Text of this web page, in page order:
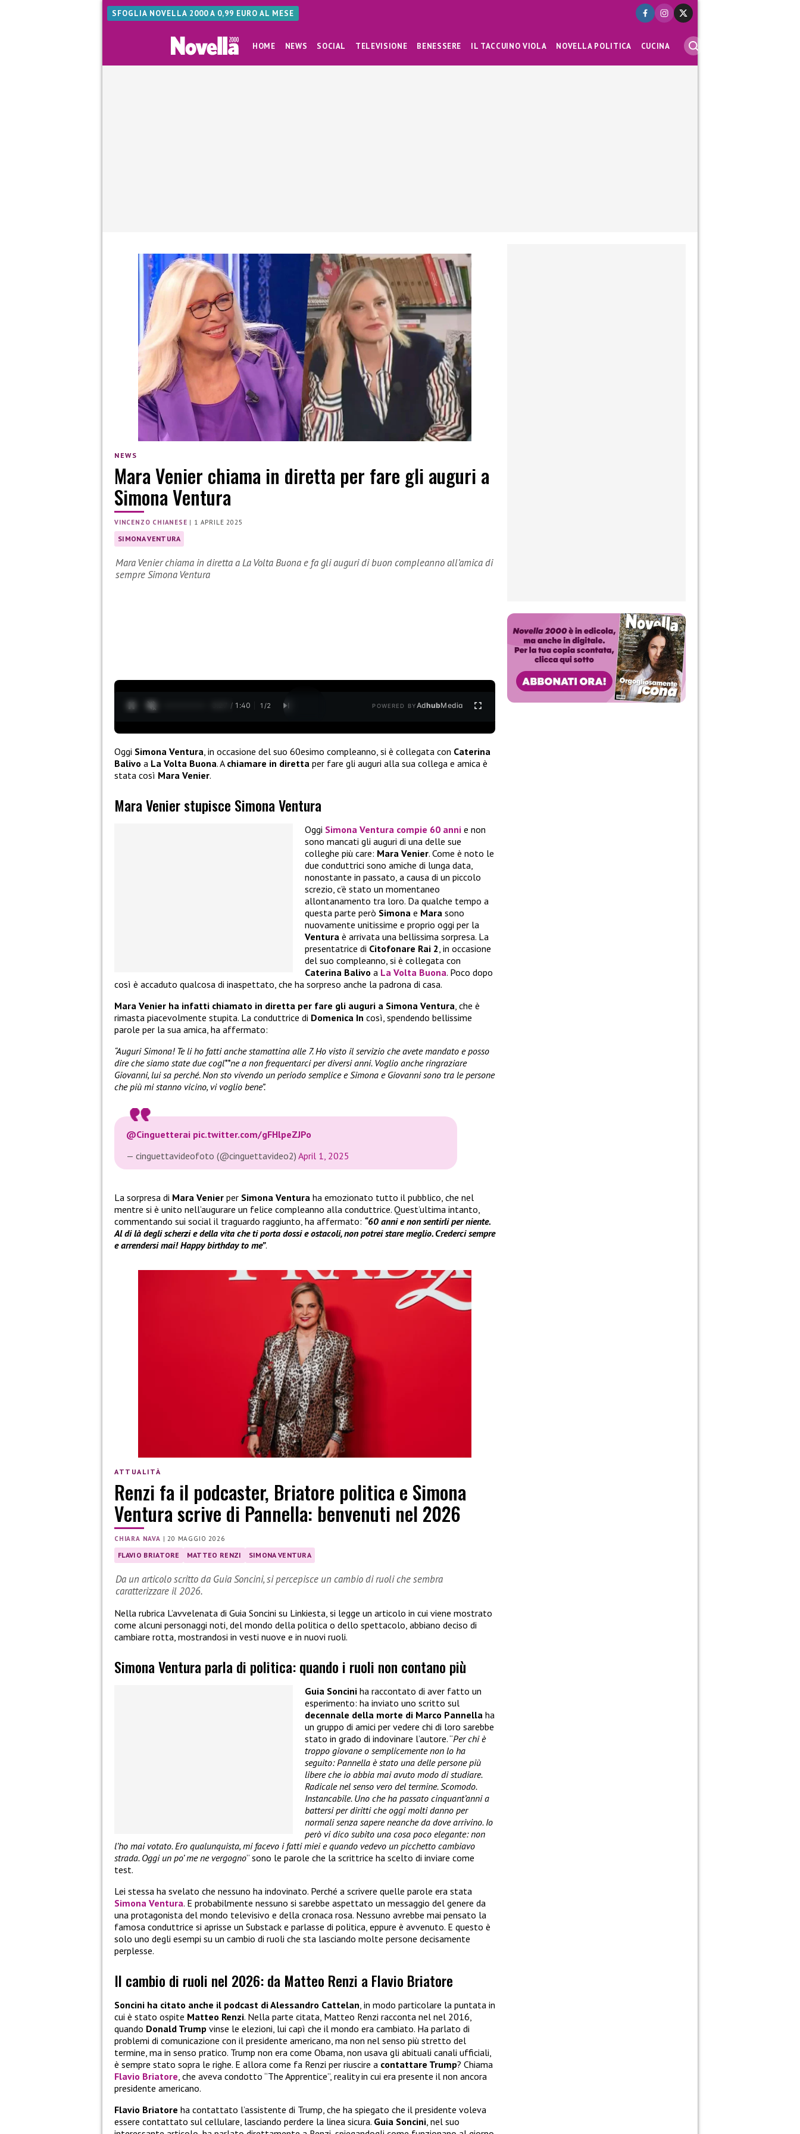
SFOGLIA NOVELLA 2000 A 0,99 EURO AL MESE
HOME NEWS SOCIAL TELEVISIONE BENESSERE IL TACCUINO VIOLA NOVELLA POLITICA CUCINA
NEWS
Mara Venier chiama in diretta per fare gli auguri a
Simona Ventura
VINCENZO CHIANESE | 1 APRILE 2025
SIMONA VENTURA
Mara Venier chiama in diretta a La Volta Buona e fa gli auguri di buon compleanno all’amica di
sempre Simona Ventura
0:28 / 1:40 1 /2 POWERED BYAdhubMedia
Oggi Simona Ventura , in occasione del suo 60esimo compleanno, si è collegata con Caterina
Balivo a La Volta Buona. A chiamare in diretta per fare gli auguri alla sua collega e amica è
stata così Mara Venier.
Mara Venier stupisce Simona Ventura
Oggi Simona Ventura compie 60 anni e non
sono mancati gli auguri di una delle sue
colleghe più care: Mara Venier. Come è noto le
due conduttrici sono amiche di lunga data,
nonostante in passato, a causa di un piccolo
screzio, c’è stato un momentaneo
allontanamento tra loro. Da qualche tempo a
questa parte però Simona e Mara sono
nuovamente unitissime e proprio oggi per la
Ventura è arrivata una bellissima sorpresa. La
presentatrice di Citofonare Rai 2, in occasione
del suo compleanno, si è collegata con
Caterina Balivo a La Volta Buona. Poco dopo
così è accaduto qualcosa di inaspettato, che ha sorpreso anche la padrona di casa.
Mara Venier ha infatti chiamato in diretta per fare gli auguri a Simona Ventura, che è
rimasta piacevolmente stupita. La conduttrice di Domenica In così, spendendo bellissime
parole per la sua amica, ha affermato:
“Auguri Simona! Te li ho fatti anche stamattina alle 7. Ho visto il servizio che avete mandato e posso
dire che siamo state due cogl**ne a non frequentarci per diversi anni. Voglio anche ringraziare
Giovanni, lui sa perché. Non sto vivendo un periodo semplice e Simona e Giovanni sono tra le persone
che più mi stanno vicino, vi voglio bene”.
@Cinguetterai pic.twitter.com/gFHlpeZJPo
— cinguettavideofoto (@cinguettavideo2) April 1, 2025
La sorpresa di Mara Venier per Simona Ventura ha emozionato tutto il pubblico, che nel
mentre si è unito nell’augurare un felice compleanno alla conduttrice. Quest’ultima intanto,
commentando sui social il traguardo raggiunto, ha affermato: “60 anni e non sentirli per niente.
Al di là degli scherzi e della vita che ti porta dossi e ostacoli, non potrei stare meglio. Crederci sempre
e arrendersi mai! Happy birthday to me”.
ATTUALITÀ
Renzi fa il podcaster, Briatore politica e Simona
Ventura scrive di Pannella: benvenuti nel 2026
CHIARA NAVA |20 MAGGIO 2026
FLAVIO BRIATORE MATTEO RENZI SIMONA VENTURA
Da un articolo scritto da Guia Soncini, si percepisce un cambio di ruoli che sembra
caratterizzare il 2026.
Nella rubrica L’avvelenata di Guia Soncini su Linkiesta, si legge un articolo in cui viene mostrato
come alcuni personaggi noti, del mondo della politica o dello spettacolo, abbiano deciso di
cambiare rotta, mostrandosi in vesti nuove e in nuovi ruoli.
Simona Ventura parla di politica: quando i ruoli non contano più
Guia Soncini ha raccontato di aver fatto un
esperimento: ha inviato uno scritto sul
decennale della morte di Marco Pannella ha
un gruppo di amici per vedere chi di loro sarebbe
stato in grado di indovinare l’autore. “Per chi è
troppo giovane o semplicemente non lo ha
seguito: Pannella è stato una delle persone più
libere che io abbia mai avuto modo di studiare.
Radicale nel senso vero del termine. Scomodo.
Instancabile. Uno che ha passato cinquant’anni a
battersi per diritti che oggi molti danno per
normali senza sapere neanche da dove arrivino. Io
però vi dico subito una cosa poco elegante: non
l’ho mai votato. Ero qualunquista, mi facevo i fatti miei e quando vedevo un picchetto cambiavo
strada. Oggi un po’ me ne vergogno” sono le parole che la scrittrice ha scelto di inviare come
test.
Lei stessa ha svelato che nessuno ha indovinato. Perché a scrivere quelle parole era stata
Simona Ventura. E probabilmente nessuno si sarebbe aspettato un messaggio del genere da
una protagonista del mondo televisivo e della cronaca rosa. Nessuno avrebbe mai pensato la
famosa conduttrice si aprisse un Substack e parlasse di politica, eppure è avvenuto. E questo è
solo uno degli esempi su un cambio di ruoli che sta lasciando molte persone decisamente
perplesse.
Il cambio di ruoli nel 2026: da Matteo Renzi a Flavio Briatore
Soncini ha citato anche il podcast di Alessandro Cattelan, in modo particolare la puntata in
cui è stato ospite Matteo Renzi. Nella parte citata, Matteo Renzi racconta nel nel 2016,
quando Donald Trump vinse le elezioni, lui capì che il mondo era cambiato. Ha parlato di
problemi di comunicazione con il presidente americano, ma non nel senso più stretto del
termine, ma in senso pratico. Trump non era come Obama, non usava gli abituali canali ufficiali,
è sempre stato sopra le righe. E allora come fa Renzi per riuscire a contattare Trump? Chiama
Flavio Briatore, che aveva condotto “The Apprentice”, reality in cui era presente il non ancora
presidente americano.
Flavio Briatore ha contattato l’assistente di Trump, che ha spiegato che il presidente voleva
essere contattato sul cellulare, lasciando perdere la linea sicura. Guia Soncini, nel suo